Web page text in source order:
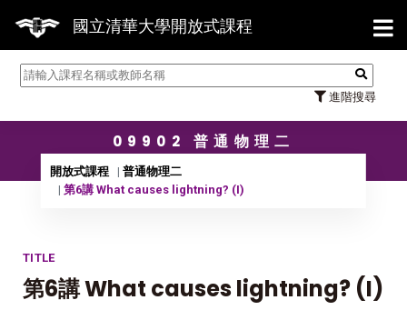
國立清華大學開放式課程
進階搜尋
【
09902 普通物理二
開放式課程
普通物理二
第6講 What causes lightning? (I)
TITLE
第6講 What causes lightning? (I)